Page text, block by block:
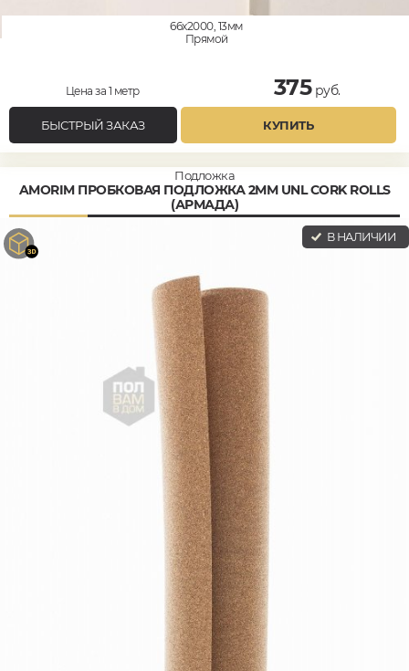
66x2000, 13мм
Прямой
Цена за 1 метр 375руб.
БЫСТРЫЙ ЗАКАЗ КУПИТЬ
Подложка
AMORIM ПРОБКОВАЯ ПОДЛОЖКА 2ММ UNL CORK ROLLS
(АРМАДА)
В НАЛИЧИИ